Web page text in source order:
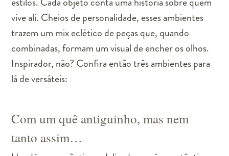
vive ali. Cheios de personalidade, esses ambientes
trazem um mix eclético de peças que, quando
combinadas, formam um visual de encher os olhos.
Inspirador, não? Confira então três ambientes para
lá de versáteis:
Com um quê antiguinho, mas nem
tanto assim…